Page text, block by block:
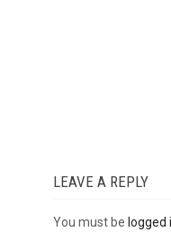
LEAVE A REPLY
You must be logged